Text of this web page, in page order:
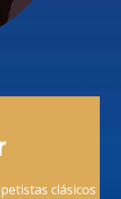
clásicos